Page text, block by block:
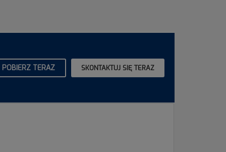
POBIERZ TERAZ SKONTAKTUJ SIĘ TERAZ